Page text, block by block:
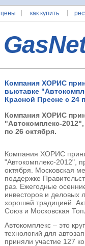
цены как купить
Компания ХОРИС
выставке
Красной Пресне с 24
Компания ХОРИС
"Автокомплекс-
по 26 октября.
Компания ХОРИС
"Автокомплекс-2012",
октября. Московская
поддержке
раз. Ежегодные
инвесторов и деловых
хорошей традицией.
Союз и Московская
Автокомплекс – это
технологий для
приняли участие 127